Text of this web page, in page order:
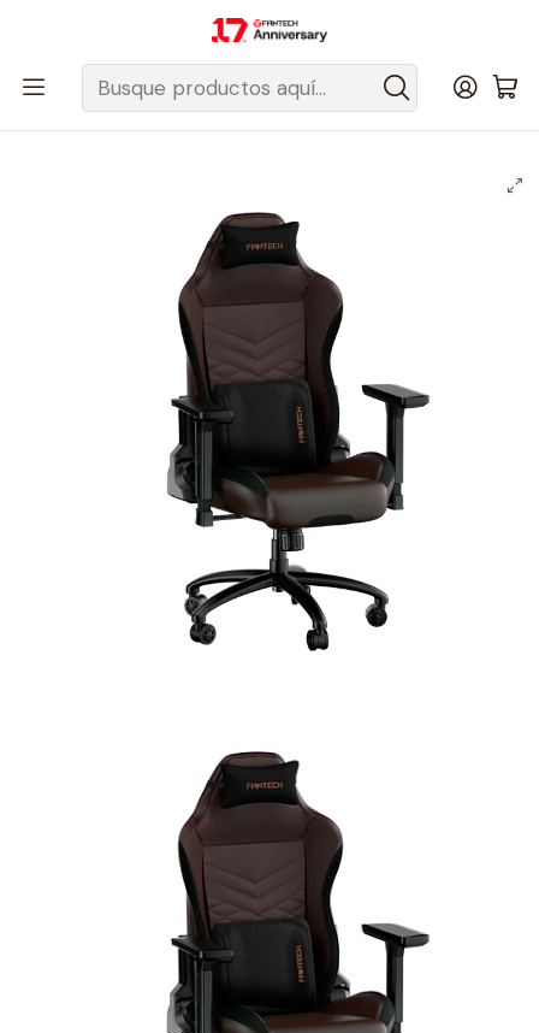
Despacho gratis a todo Chile sobre $50.000 pesos.
Inicio
Sillas Gamer
GC192 LEDARE TANK Umber Brown Silla Ergonómica